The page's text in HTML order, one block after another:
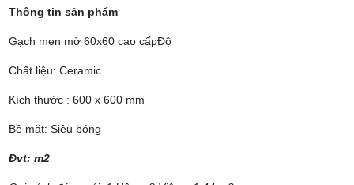
Thông tin sản phẩm
Gạch men mờ 60x60 cao cấpĐộ
Chất liệu: Ceramic
Kích thước : 600 x 600 mm
Bề mặt: Siêu bóng
Đvt: m2